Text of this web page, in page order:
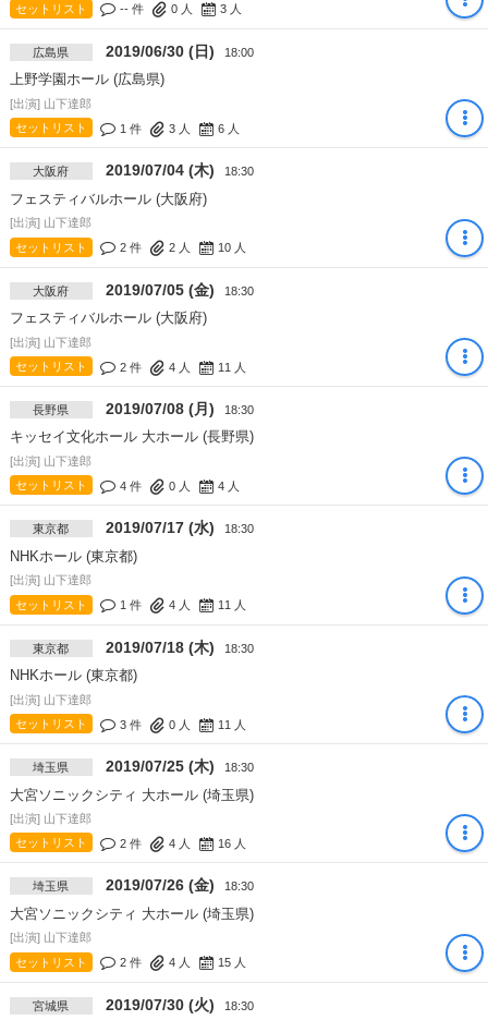
セットリスト
-- 件 0人 3人
広島県 2019/06/30 (日) 18:00
上野学園ホール (広島県)
[出演] 山下達郎
セットリスト
1 件 3人 6人
大阪府 2019/07/04 (木) 18:30
フェスティバルホール (大阪府)
[出演] 山下達郎
セットリスト
2 件 2人 10人
大阪府 2019/07/05 (金) 18:30
フェスティバルホール (大阪府)
[出演] 山下達郎
セットリスト
2 件 4人 11 人
長野県 2019/07/08 (月) 18:30
キッセイ文化ホール 大ホール (長野県)
[出演] 山下達郎
セットリスト
4 件 0人 4人
東京都 2019/07/17 (水) 18:30
NHKホール (東京都)
[出演] 山下達郎
セットリスト
1 件 4人 11 人
東京都 2019/07/18 (木) 18:30
NHKホール (東京都)
[出演] 山下達郎
セットリスト
3 件 0人 11 人
埼玉県 2019/07/25 (木) 18:30
大宮ソニックシティ 大ホール (埼玉県)
[出演] 山下達郎
セットリスト
2 件 4人 16人
埼玉県 2019/07/26 (金) 18:30
大宮ソニックシティ 大ホール (埼玉県)
[出演] 山下達郎
セットリスト
2 件 4人 15人
宮城県 2019/07/30 (火) 18:30